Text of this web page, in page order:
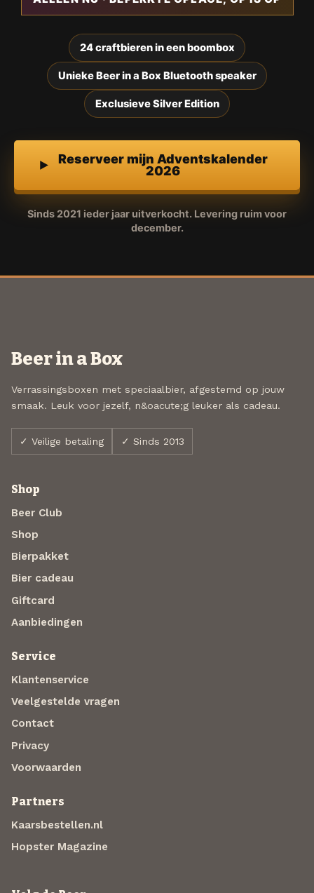
24 craftbieren in een boombox
Unieke Beer in a Box Bluetooth speaker
Exclusieve Silver Edition
Reserveer mijn Adventskalender
2026
Sinds 2021 ieder jaar uitverkocht. Levering ruim voor
december.
Beer in a Box
Verrassingsboxen met speciaalbier, afgestemd op jouw
smaak. Leuk voor jezelf, n&oacute;g leuker als cadeau.
✓ Veilige betaling ✓ Sinds 2013
Shop
Beer Club
Shop
Bierpakket
Bier cadeau
Giftcard
Aanbiedingen
Service
Klantenservice
Veelgestelde vragen
Contact
Privacy
Voorwaarden
Partners
Kaarsbestellen.nl
Hopster Magazine